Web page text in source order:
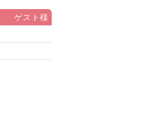
ゲスト様